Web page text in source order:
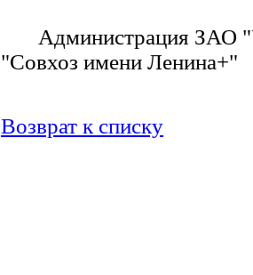
Администрация ЗАО
"Совхоз имени Ленина+"
Возврат к списку